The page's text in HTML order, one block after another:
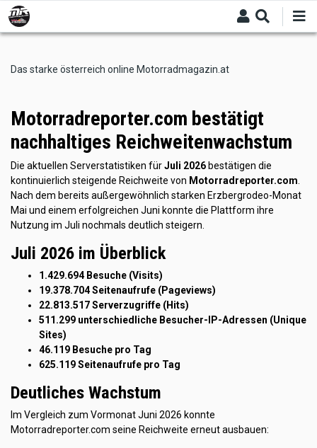
Skip
to
main
Das starke österreich online Motorradmagazin.at
Motorradreporter.com bestätigt
nachhaltiges Reichweitenwachstum
Die aktuellen Serverstatistiken fürJuli 2026 bestätigen die
kontinuierlich steigende Reichweite von Motorradreporter.com
Nach dem bereits außergewöhnlich starken Erzbergrodeo-Monat
Mai und einem erfolgreichen Juni konnte die Plattform ihre
Nutzung im Juli nochmals deutlich steigern.
Juli 2026 im Überblick
1.429.694 Besuche (Visits)
19.378.704 Seitenaufrufe (Pageviews)
22.813.517 Serverzugriffe (Hits)
511.299 unterschiedliche Besucher-IP-Adressen (Unique
Sites)
46.119 Besuche pro Tag
625.119 Seitenaufrufe pro Tag
Deutliches Wachstum
Im Vergleich zum Vormonat Juni 2026 konnte
Motorradreporter.com seine Reichweite erneut ausbauen: